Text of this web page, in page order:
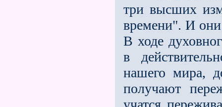
три высших
времени". И
В ходе
в
нашего мира,
получают